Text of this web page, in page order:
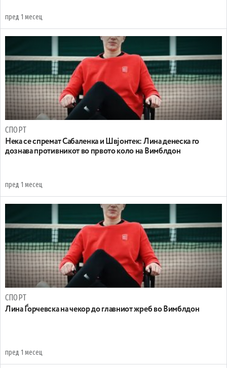
пред 1 месец
СПОРТ
Нека се спремат Сабаленка и Швјонтек: Лина денеска го
дознава противникот во првото коло на Вимблдон
пред 1 месец
СПОРТ
Лина Ѓорчевска на чекор до главниот жреб во Вимблдон
пред 1 месец